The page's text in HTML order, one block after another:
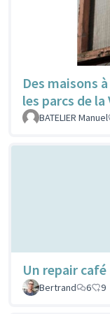
Des maisons
les parcs de la
BATELIER Manuel
Un repair café
Bertrand
6 9